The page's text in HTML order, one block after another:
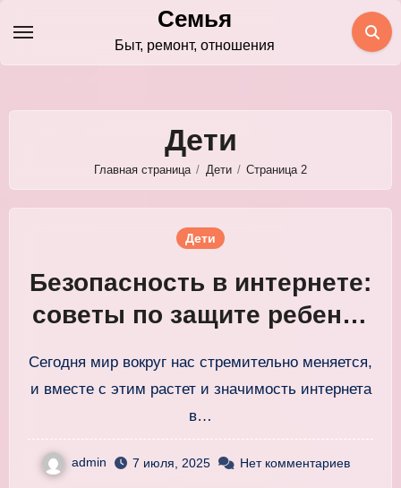
содержимому
Семья
Быт, ремонт, отношения
Дети
Главная страница Дети Страница 2
Дети
Безопасность в интернете:
советы по защите ребенка
Сегодня мир вокруг нас стремительно меняется,
и вместе с этим растет и значимость интернета
в…
admin 7 июля, 2025 Нет комментариев